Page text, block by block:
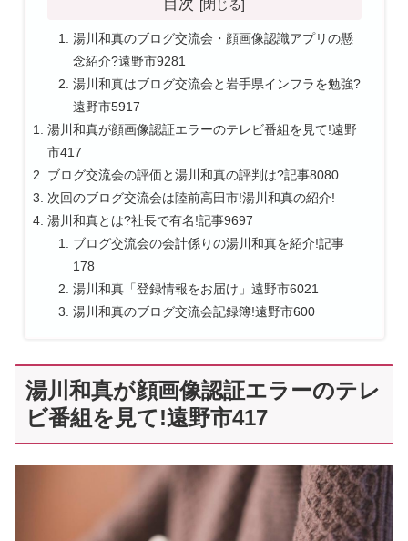
湯川和真のブログ交流会・顔画像認識アプリの懸
念紹介?遠野市9281
湯川和真はブログ交流会と岩手県インフラを勉強?
遠野市5917
湯川和真が顔画像認証エラーのテレビ番組を見て!遠野
市417
ブログ交流会の評価と湯川和真の評判は?記事8080
次回のブログ交流会は陸前高田市!湯川和真の紹介!
湯川和真とは?社長で有名!記事9697
ブログ交流会の会計係りの湯川和真を紹介!記事
178
湯川和真「登録情報をお届け」遠野市6021
湯川和真のブログ交流会記録簿!遠野市600
湯川和真が顔画像認証エラーのテレ
ビ番組を見て!遠野市417